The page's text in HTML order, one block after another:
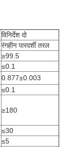
विनिर्देश दो
रंगहीन पारदर्शी तरल
≥99.5
≤0.1
0.877±0.003
≤0.1
≥180
≤30
≤5